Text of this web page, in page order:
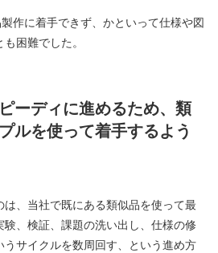
作に着手できず、かといって仕様や図
困難でした。
ーディに進めるため、類
ルを使って着手するよう
は、当社で既にある類似品を使って最
、検証、課題の洗い出し、仕様の修
サイクルを数周回す、という進め方